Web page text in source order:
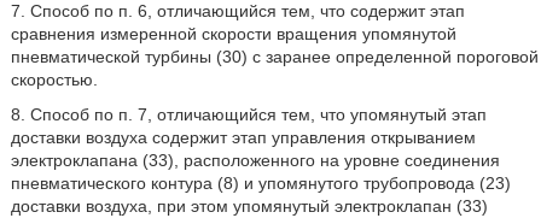
7. Способ по п. 6, отличающийся тем, что содержит этап
сравнения измеренной скорости вращения упомянутой
пневматической турбины (30) с заранее определенной пороговой
скоростью.
8. Способ по п. 7, отличающийся тем, что упомянутый этап
доставки воздуха содержит этап управления открыванием
электроклапана (33), расположенного на уровне соединения
пневматического контура (8) и упомянутого трубопровода (23)
доставки воздуха, при этом упомянутый электроклапан (33)